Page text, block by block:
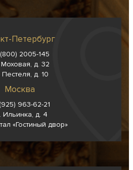
Петербург
2005-145
Моховая, д. 32
Пестеля, д. 10
Москва
963-62-21
Ильинка, д. 4
«Гостиный двор»